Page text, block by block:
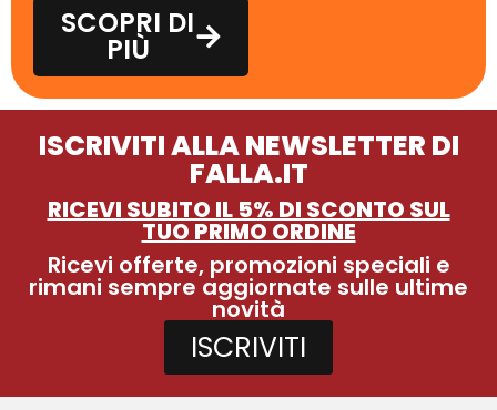
SCOPRI DI
PIÙ
ISCRIVITI ALLA NEWSLETTER DI
FALLA.IT
RICEVI SUBITO IL 5% DI SCONTO SUL
TUO PRIMO ORDINE
Ricevi offerte, promozioni speciali e
rimani sempre aggiornate sulle ultime
novità
ISCRIVITI